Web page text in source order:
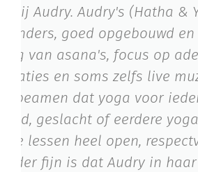
bij Audry. Audry's (Hatha &
anders, goed opgebouwd
van asana's, focus op
en soms zelfs live
beamen dat yoga voor
geslacht of eerdere
de lessen heel open,
fijn is dat Audry in haar